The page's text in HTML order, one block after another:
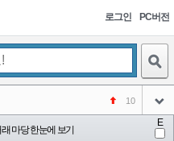
로그인 PC버전
10
마당 한눈에 보기
E